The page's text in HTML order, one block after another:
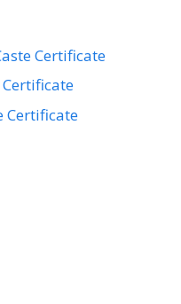
Certificate
Certificate